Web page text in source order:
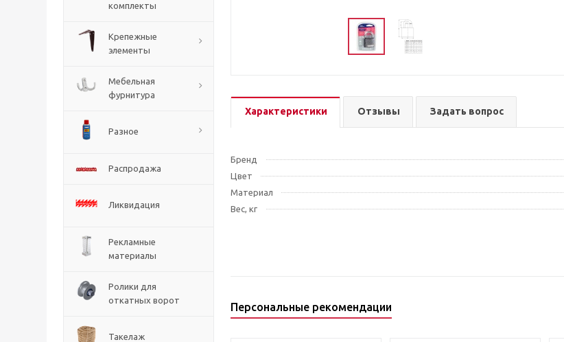
комплекты
Крепежные
элементы
Мебельная
фурнитура
Разное
Распродажа
Ликвидация
Рекламные
материалы
Ролики для
откатных ворот
Такелаж
Характеристики Отзывы Задать вопрос
Бренд
Цвет
Материал
Вес, кг
Персональные рекомендации